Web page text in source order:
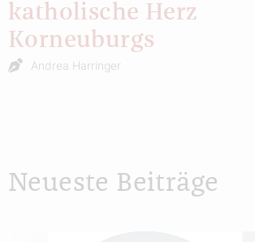
katholische Herz
Korneuburgs
Andrea Harringer
Neueste Beiträge